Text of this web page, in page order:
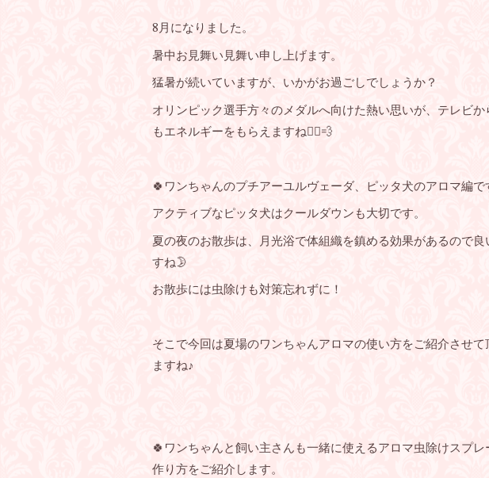
8月になりました。
暑中お見舞い見舞い申し上げます。
猛暑が続いていますが、いかがお過ごしでしょうか？
オリンピック選手方々のメダルへ向けた熱い思いが、テレビか
もエネルギーをもらえますね🏃‍♀️💨
🍀ワンちゃんのプチアーユルヴェーダ、ピッタ犬のアロマ編で
アクティブなピッタ犬はクールダウンも大切です。
夏の夜のお散歩は、月光浴で体組織を鎮める効果があるので良
すね🌛
お散歩には虫除けも対策忘れずに！
そこで今回は夏場のワンちゃんアロマの使い方をご紹介させて
ますね♪
🍀ワンちゃんと飼い主さんも一緒に使えるアロマ虫除けスプレ
作り方をご紹介します。